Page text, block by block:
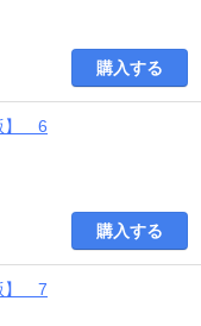
購入する
】 6
購入する
】 7